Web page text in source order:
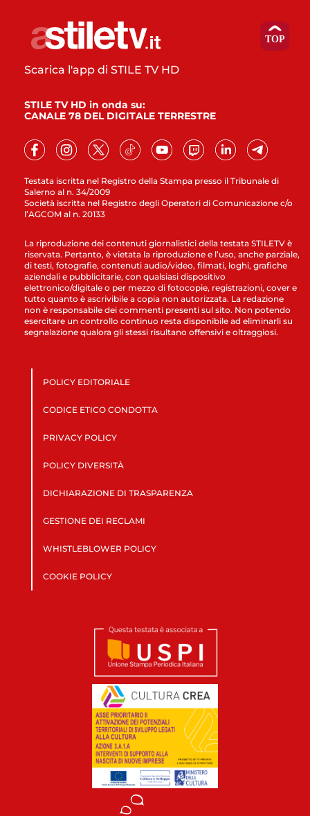
Testata iscritta nel Registro della Stampa presso il Tribunale di
Salerno al n. 34/2009
Società iscritta nel Registro degli Operatori di Comunicazione c/o
l’AGCOM al n. 20133
Scarica l'app di STILE TV HD
STILE TV HD in onda su:
CANALE 78 DEL DIGITALE TERRESTRE
La riproduzione dei contenuti giornalistici della testata STILETV è
riservata. Pertanto, è vietata la riproduzione e l’uso, anche parziale,
di testi, fotografie, contenuti audio/video, filmati, loghi, grafiche
aziendali e pubblicitarie, con qualsiasi dispositivo
elettronico/digitale o per mezzo di fotocopie, registrazioni, cover e
tutto quanto è ascrivibile a copia non autorizzata. La redazione
non è responsabile dei commenti presenti sul sito. Non potendo
esercitare un controllo continuo resta disponibile ad eliminarli su
segnalazione qualora gli stessi risultano offensivi e oltraggiosi.
POLICY EDITORIALE
CODICE ETICO CONDOTTA
PRIVACY POLICY
POLICY DIVERSITÀ
DICHIARAZIONE DI TRASPARENZA
GESTIONE DEI RECLAMI
WHISTLEBLOWER POLICY
COOKIE POLICY